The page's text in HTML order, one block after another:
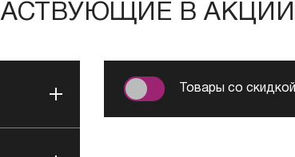
В АКЦИИ
Товары со скидкой